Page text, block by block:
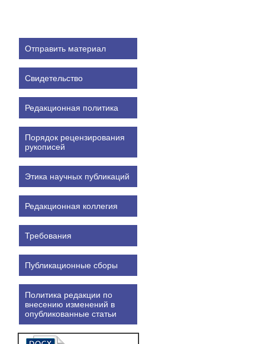
Отправить материал
Свидетельство
Редакционная политика
Порядок рецензирования
рукописей
Этика научных публикаций
Редакционная коллегия
Требования
Публикационные сборы
Политика редакции по
внесению изменений в
опубликованные статьи